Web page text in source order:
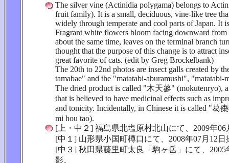
The silver vine (Actinidia polygama) belongs to
fruit family). It is a small, deciduous, vine-like tree
widely through temperate and cool parts of Japan. It
Fragrant white flowers bloom facing downward from
about the same time, leaves on the terminal branch
thought that the purpose of this change is to attract
great favorite of cats. (edit by Greg Brockelbank)
The 20th to 22nd photos are insect galls created by
tamabae" and the "matatabi-aburamushi",
The dried product is called "木天蓼" (mokutenryo),
that is believed to have medicinal effects such as
and tonicity. Incidentally, in Chinese it is called "葛
mi hou tao).
[上・中２] 福島県北塩原村北山にて、2009年06
[中１] 山形県小国町樽口にて、2008年07月12日
[中３] 秋田県藤里町太良「駒ヶ岳」にて、2005
影。